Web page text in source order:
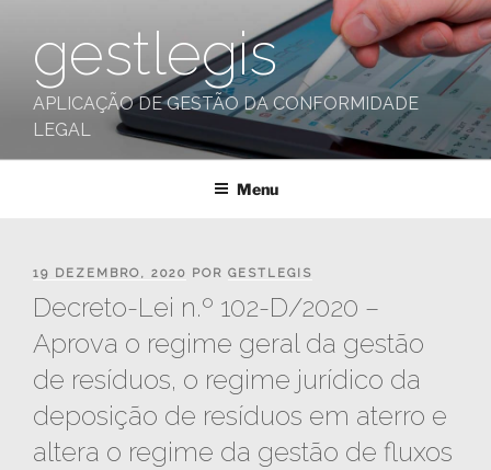
conteúdo
gestlegis
APLICAÇÃO DE GESTÃO DA CONFORMIDADE
LEGAL
Menu
PUBLICADO
EM
19 DEZEMBRO, 2020 POR GESTLEGIS
Decreto-Lei n.º 102-D/2020 –
Aprova o regime geral da gestão
de resíduos, o regime jurídico da
deposição de resíduos em aterro e
altera o regime da gestão de fluxos